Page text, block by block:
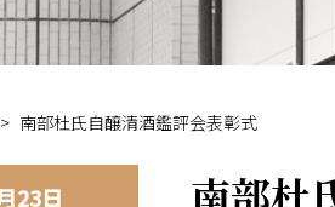
> 南部杜氏自醸清酒鑑評会表彰式
23日 南部杜